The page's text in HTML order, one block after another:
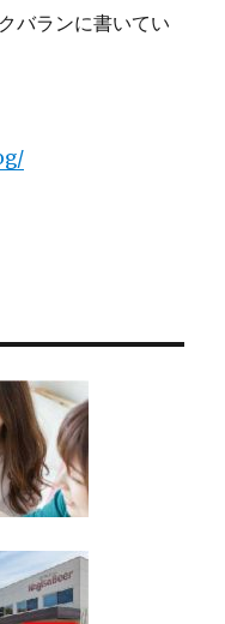
バランに書いてい